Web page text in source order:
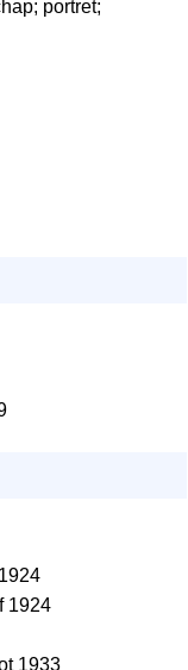
portret;
1924
1933